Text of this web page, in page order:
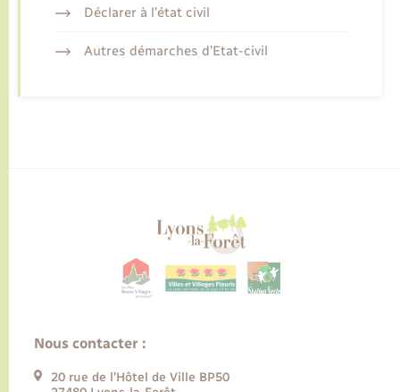
Déclarer à l’état civil
Autres démarches d’Etat-civil
Nous contacter :
20 rue de l’Hôtel de Ville BP50